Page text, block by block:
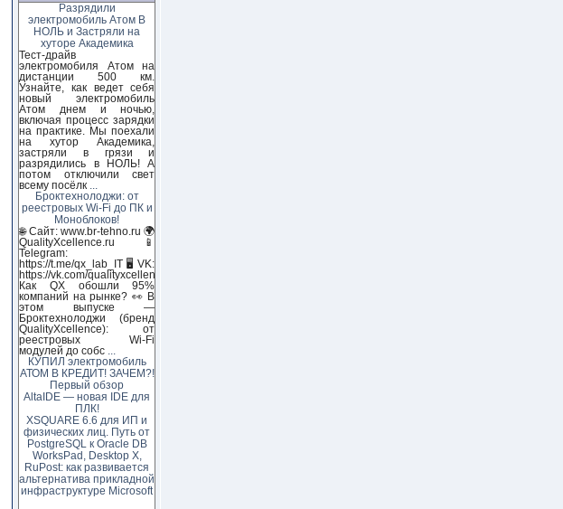
Разрядили
электромобиль Атом В
НОЛЬ и Застряли на
хуторе Академика
Тест-драйв
электромобиля Атом на
дистанции 500 км.
Узнайте, как ведет себя
новый электромобиль
Атом днем и ночью,
включая процесс зарядки
на практике. Мы поехали
на хутор Академика,
застряли в грязи и
разрядились в НОЛЬ! А
потом отключили свет
всему посёлк
Броктехнолоджи: от
реестровых Wi-Fi до ПК и
Моноблоков!
🌐 Сайт: www.br-tehno.ru 🌍
QualityXcellence.ru 📱
Telegram:
https://t.me/qx_lab_IT 🖥 VK:
https://vk.com/qualityxcellenc
Как QX обошли 95%
компаний на рынке? 👀 В
этом выпуске —
Броктехнолоджи (бренд
QualityXcellence): от
реестровых Wi-Fi
модулей до собс
КУПИЛ электромобиль
АТОМ В КРЕДИТ! ЗАЧЕМ?!
Первый обзор
AltaIDE — новая IDE для
ПЛК!
XSQUARE 6.6 для ИП и
физических лиц. Путь от
PostgreSQL к Oracle DB
WorksPad, Desktop X,
RuPost: как развивается
альтернатива прикладной
инфраструктуре Microsoft